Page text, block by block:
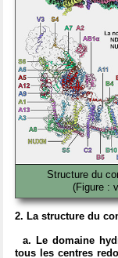
Structure du
(Figure :
2. La structure du
a. Le domaine
tous les centres